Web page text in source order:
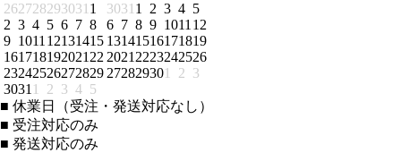
262728293031 1
2 3 4 5 6 7 8
9 1011 12131415
161718192021 22
23242526272829
3031 1 2 3 4 5
3031 1 2 3 4 5
6 7 8 9 1011 12
13141516171819
2021 2223242526
272829301 2 3
■ 休業日（受注・発送対応なし）
■ 受注対応のみ
■ 発送対応のみ